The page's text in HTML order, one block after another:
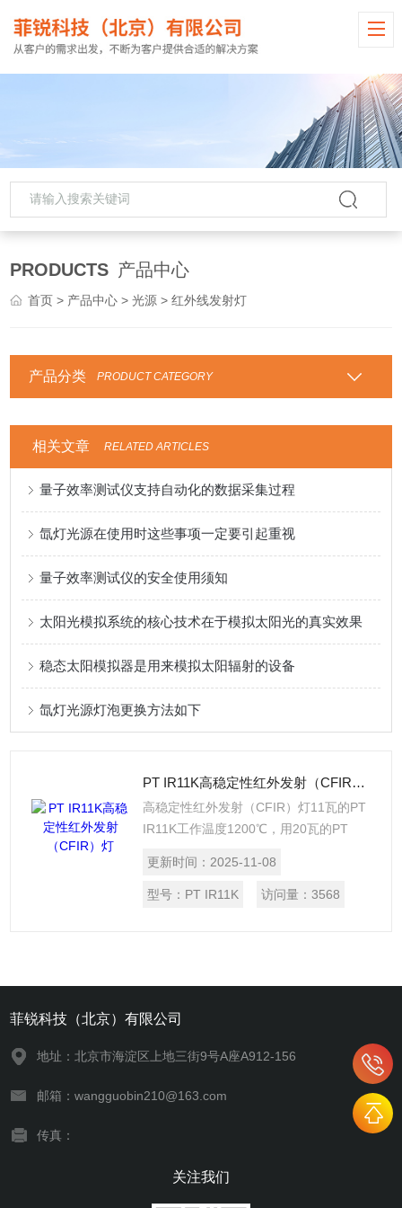
PRODUCTS 产品中心
首页 > 产品中心 >光源 > 红外线发射灯
产品分类 PRODUCT CATEGORY
相关文章 RELATED ARTICLES
量子效率测试仪支持自动化的数据采集过程
氙灯光源在使用时这些事项一定要引起重视
量子效率测试仪的安全使用须知
太阳光模拟系统的核心技术在于模拟太阳光的真实效果
稳态太阳模拟器是用来模拟太阳辐射的设备
氙灯光源灯泡更换方法如下
PT IR11K高稳定性红外发射（CFIR）灯
高稳定性红外发射（CFIR）灯11瓦的PT
IR11K工作温度1200℃，用20瓦的PT
PT IR11K的辐射元件是电阻丝的线圈，其
具有高发射率的红外光谱区域。
更新时间： 2025-11-08
型号： PT IR11K 访问量：3568
菲锐科技（北京）有限公司
地址：北京市海淀区上地三街9号A座A912-156
邮箱：wangguobin210@163.com
传真：
关注我们